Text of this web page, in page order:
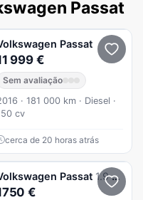
Passat
Passat
999 €
Sem avaliação
· 181 000 km · Diesel ·
cv
cerca de 20 horas atrás
Passat 1.9 TDi Confortline
€